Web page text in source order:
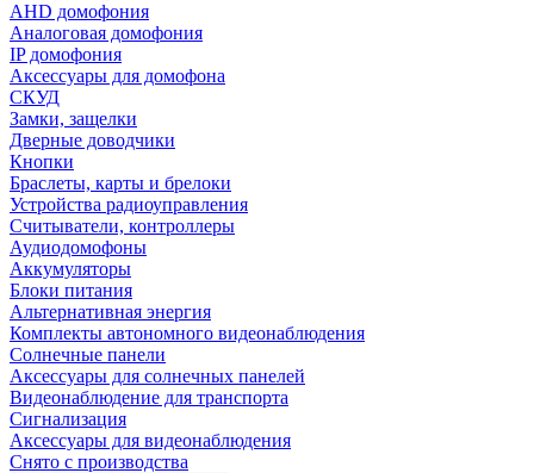
AHD домофония
Аналоговая домофония
IP домофония
Аксессуары для домофона
СКУД
Замки, защелки
Дверные доводчики
Кнопки
Браслеты, карты и брелоки
Устройства радиоуправления
Считыватели, контроллеры
Аудиодомофоны
Аккумуляторы
Блоки питания
Альтернативная энергия
Комплекты автономного видеонаблюдения
Солнечные панели
Аксессуары для солнечных панелей
Видеонаблюдение для транспорта
Сигнализация
Аксессуары для видеонаблюдения
Снято с производства